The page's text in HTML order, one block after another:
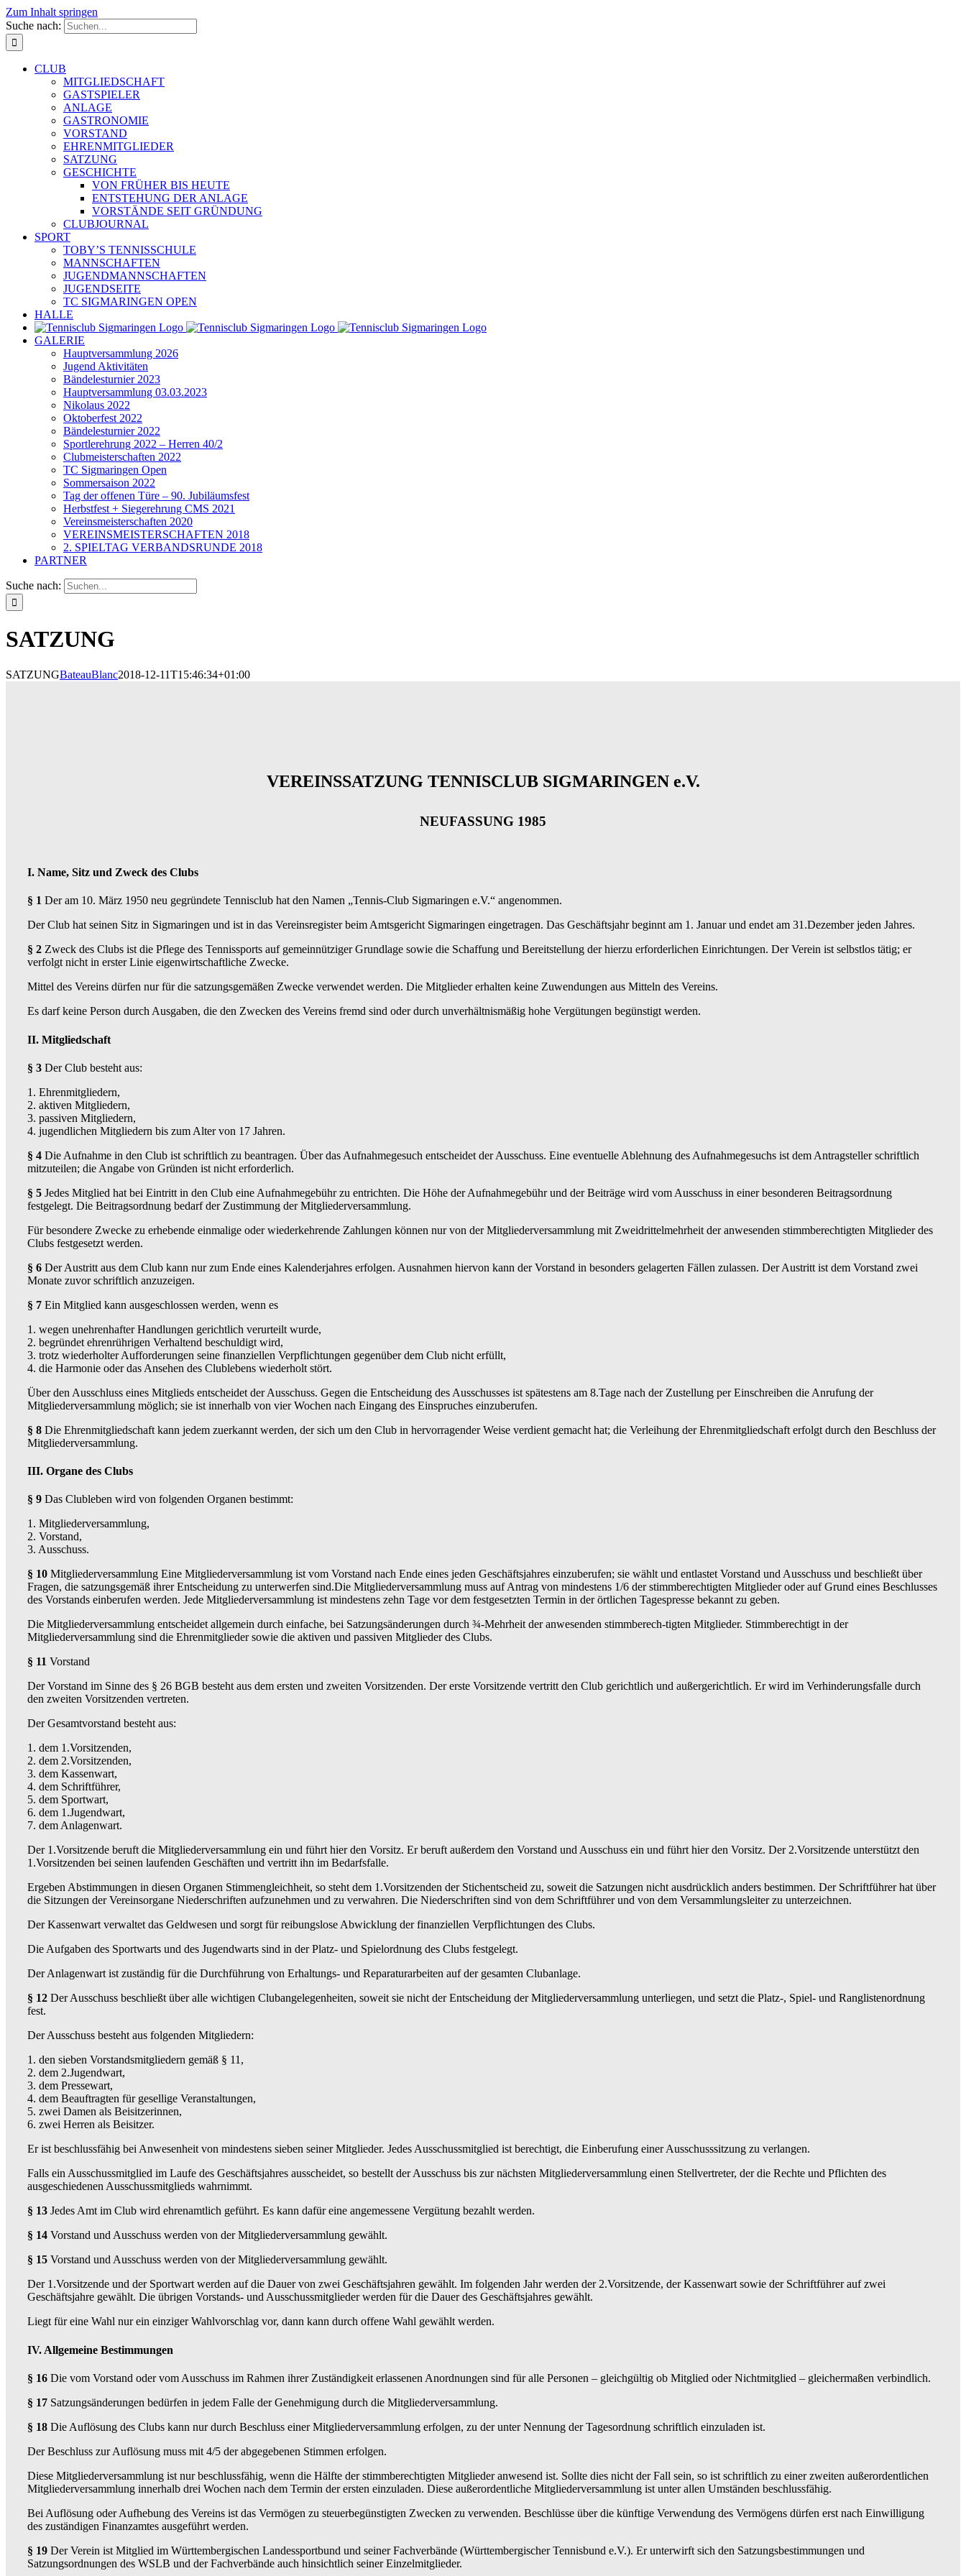
Zum Inhalt springen
Suche nach:
CLUB
MITGLIEDSCHAFT
GASTSPIELER
ANLAGE
GASTRONOMIE
VORSTAND
EHRENMITGLIEDER
SATZUNG
GESCHICHTE
VON FRÜHER BIS HEUTE
ENTSTEHUNG DER ANLAGE
VORSTÄNDE SEIT GRÜNDUNG
CLUBJOURNAL
SPORT
TOBY’S TENNISSCHULE
MANNSCHAFTEN
JUGENDMANNSCHAFTEN
JUGENDSEITE
TC SIGMARINGEN OPEN
HALLE
GALERIE
Hauptversammlung 2026
Jugend Aktivitäten
Bändelesturnier 2023
Hauptversammlung 03.03.2023
Nikolaus 2022
Oktoberfest 2022
Bändelesturnier 2022
Sportlerehrung 2022 – Herren 40/2
Clubmeisterschaften 2022
TC Sigmaringen Open
Sommersaison 2022
Tag der offenen Türe – 90. Jubiläumsfest
Herbstfest + Siegerehrung CMS 2021
Vereinsmeisterschaften 2020
VEREINSMEISTERSCHAFTEN 2018
2. SPIELTAG VERBANDSRUNDE 2018
PARTNER
Suche nach:
SATZUNG
SATZUNGBateauBlanc2018-12-11T15:46:34+01:00
VEREINSSATZUNG TENNISCLUB SIGMARINGEN e.V.
NEUFASSUNG 1985
I. Name, Sitz und Zweck des Clubs
§ 1 Der am 10. März 1950 neu gegründete Tennisclub hat den Namen „Tennis-Club Sigmaringen e.V.“ angenommen.
Der Club hat seinen Sitz in Sigmaringen und ist in das Vereinsregister beim Amtsgericht Sigmaringen eingetragen. Das Geschäftsjahr beginnt am 1. Januar und endet am 31.Dezember jeden Jahres.
§ 2 Zweck des Clubs ist die Pflege des Tennissports auf gemeinnütziger Grundlage sowie die Schaffung und Bereitstellung der hierzu erforderlichen Einrichtungen. Der Verein ist selbstlos tätig; er
verfolgt nicht in erster Linie eigenwirtschaftliche Zwecke.
Mittel des Vereins dürfen nur für die satzungsgemäßen Zwecke verwendet werden. Die Mitglieder erhalten keine Zuwendungen aus Mitteln des Vereins.
Es darf keine Person durch Ausgaben, die den Zwecken des Vereins fremd sind oder durch unverhältnismäßig hohe Vergütungen begünstigt werden.
II. Mitgliedschaft
§ 3 Der Club besteht aus:
1. Ehrenmitgliedern,
2. aktiven Mitgliedern,
3. passiven Mitgliedern,
4. jugendlichen Mitgliedern bis zum Alter von 17 Jahren.
§ 4 Die Aufnahme in den Club ist schriftlich zu beantragen. Über das Aufnahmegesuch entscheidet der Ausschuss. Eine eventuelle Ablehnung des Aufnahmegesuchs ist dem Antragsteller schriftlich
mitzuteilen; die Angabe von Gründen ist nicht erforderlich.
§ 5 Jedes Mitglied hat bei Eintritt in den Club eine Aufnahmegebühr zu entrichten. Die Höhe der Aufnahmegebühr und der Beiträge wird vom Ausschuss in einer besonderen Beitragsordnung
festgelegt. Die Beitragsordnung bedarf der Zustimmung der Mitgliederversammlung.
Für besondere Zwecke zu erhebende einmalige oder wiederkehrende Zahlungen können nur von der Mitgliederversammlung mit Zweidrittelmehrheit der anwesenden stimmberechtigten Mitglieder des
Clubs festgesetzt werden.
§ 6 Der Austritt aus dem Club kann nur zum Ende eines Kalenderjahres erfolgen. Ausnahmen hiervon kann der Vorstand in besonders gelagerten Fällen zulassen. Der Austritt ist dem Vorstand zwei
Monate zuvor schriftlich anzuzeigen.
§ 7 Ein Mitglied kann ausgeschlossen werden, wenn es
1. wegen unehrenhafter Handlungen gerichtlich verurteilt wurde,
2. begründet ehrenrührigen Verhaltend beschuldigt wird,
3. trotz wiederholter Aufforderungen seine finanziellen Verpflichtungen gegenüber dem Club nicht erfüllt,
4. die Harmonie oder das Ansehen des Clublebens wiederholt stört.
Über den Ausschluss eines Mitglieds entscheidet der Ausschuss. Gegen die Entscheidung des Ausschusses ist spätestens am 8.Tage nach der Zustellung per Einschreiben die Anrufung der
Mitgliederversammlung möglich; sie ist innerhalb von vier Wochen nach Eingang des Einspruches einzuberufen.
§ 8 Die Ehrenmitgliedschaft kann jedem zuerkannt werden, der sich um den Club in hervorragender Weise verdient gemacht hat; die Verleihung der Ehrenmitgliedschaft erfolgt durch den Beschluss der
Mitgliederversammlung.
III. Organe des Clubs
§ 9 Das Clubleben wird von folgenden Organen bestimmt:
1. Mitgliederversammlung,
2. Vorstand,
3. Ausschuss.
§ 10 Mitgliederversammlung Eine Mitgliederversammlung ist vom Vorstand nach Ende eines jeden Geschäftsjahres einzuberufen; sie wählt und entlastet Vorstand und Ausschuss und beschließt über
Fragen, die satzungsgemäß ihrer Entscheidung zu unterwerfen sind.Die Mitgliederversammlung muss auf Antrag von mindestens 1/6 der stimmberechtigten Mitglieder oder auf Grund eines Beschlusses
des Vorstands einberufen werden. Jede Mitgliederversammlung ist mindestens zehn Tage vor dem festgesetzten Termin in der örtlichen Tagespresse bekannt zu geben.
Die Mitgliederversammlung entscheidet allgemein durch einfache, bei Satzungsänderungen durch ¾-Mehrheit der anwesenden stimmberech-tigten Mitglieder. Stimmberechtigt in der
Mitgliederversammlung sind die Ehrenmitglieder sowie die aktiven und passiven Mitglieder des Clubs.
§ 11 Vorstand
Der Vorstand im Sinne des § 26 BGB besteht aus dem ersten und zweiten Vorsitzenden. Der erste Vorsitzende vertritt den Club gerichtlich und außergerichtlich. Er wird im Verhinderungsfalle durch
den zweiten Vorsitzenden vertreten.
Der Gesamtvorstand besteht aus:
1. dem 1.Vorsitzenden,
2. dem 2.Vorsitzenden,
3. dem Kassenwart,
4. dem Schriftführer,
5. dem Sportwart,
6. dem 1.Jugendwart,
7. dem Anlagenwart.
Der 1.Vorsitzende beruft die Mitgliederversammlung ein und führt hier den Vorsitz. Er beruft außerdem den Vorstand und Ausschuss ein und führt hier den Vorsitz. Der 2.Vorsitzende unterstützt den
1.Vorsitzenden bei seinen laufenden Geschäften und vertritt ihn im Bedarfsfalle.
Ergeben Abstimmungen in diesen Organen Stimmengleichheit, so steht dem 1.Vorsitzenden der Stichentscheid zu, soweit die Satzungen nicht ausdrücklich anders bestimmen. Der Schriftführer hat über
die Sitzungen der Vereinsorgane Niederschriften aufzunehmen und zu verwahren. Die Niederschriften sind von dem Schriftführer und von dem Versammlungsleiter zu unterzeichnen.
Der Kassenwart verwaltet das Geldwesen und sorgt für reibungslose Abwicklung der finanziellen Verpflichtungen des Clubs.
Die Aufgaben des Sportwarts und des Jugendwarts sind in der Platz- und Spielordnung des Clubs festgelegt.
Der Anlagenwart ist zuständig für die Durchführung von Erhaltungs- und Reparaturarbeiten auf der gesamten Clubanlage.
§ 12 Der Ausschuss beschließt über alle wichtigen Clubangelegenheiten, soweit sie nicht der Entscheidung der Mitgliederversammlung unterliegen, und setzt die Platz-, Spiel- und Ranglistenordnung
fest.
Der Ausschuss besteht aus folgenden Mitgliedern:
1. den sieben Vorstandsmitgliedern gemäß § 11,
2. dem 2.Jugendwart,
3. dem Pressewart,
4. dem Beauftragten für gesellige Veranstaltungen,
5. zwei Damen als Beisitzerinnen,
6. zwei Herren als Beisitzer.
Er ist beschlussfähig bei Anwesenheit von mindestens sieben seiner Mitglieder. Jedes Ausschussmitglied ist berechtigt, die Einberufung einer Ausschusssitzung zu verlangen.
Falls ein Ausschussmitglied im Laufe des Geschäftsjahres ausscheidet, so bestellt der Ausschuss bis zur nächsten Mitgliederversammlung einen Stellvertreter, der die Rechte und Pflichten des
ausgeschiedenen Ausschussmitglieds wahrnimmt.
§ 13 Jedes Amt im Club wird ehrenamtlich geführt. Es kann dafür eine angemessene Vergütung bezahlt werden.
§ 14 Vorstand und Ausschuss werden von der Mitgliederversammlung gewählt.
§ 15 Vorstand und Ausschuss werden von der Mitgliederversammlung gewählt.
Der 1.Vorsitzende und der Sportwart werden auf die Dauer von zwei Geschäftsjahren gewählt. Im folgenden Jahr werden der 2.Vorsitzende, der Kassenwart sowie der Schriftführer auf zwei
Geschäftsjahre gewählt. Die übrigen Vorstands- und Ausschussmitglieder werden für die Dauer des Geschäftsjahres gewählt.
Liegt für eine Wahl nur ein einziger Wahlvorschlag vor, dann kann durch offene Wahl gewählt werden.
IV. Allgemeine Bestimmungen
§ 16 Die vom Vorstand oder vom Ausschuss im Rahmen ihrer Zuständigkeit erlassenen Anordnungen sind für alle Personen – gleichgültig ob Mitglied oder Nichtmitglied – gleichermaßen verbindlich.
§ 17 Satzungsänderungen bedürfen in jedem Falle der Genehmigung durch die Mitgliederversammlung.
§ 18 Die Auflösung des Clubs kann nur durch Beschluss einer Mitgliederversammlung erfolgen, zu der unter Nennung der Tagesordnung schriftlich einzuladen ist.
Der Beschluss zur Auflösung muss mit 4/5 der abgegebenen Stimmen erfolgen.
Diese Mitgliederversammlung ist nur beschlussfähig, wenn die Hälfte der stimmberechtigten Mitglieder anwesend ist. Sollte dies nicht der Fall sein, so ist schriftlich zu einer zweiten außerordentlichen
Mitgliederversammlung innerhalb drei Wochen nach dem Termin der ersten einzuladen. Diese außerordentliche Mitgliederversammlung ist unter allen Umständen beschlussfähig.
Bei Auflösung oder Aufhebung des Vereins ist das Vermögen zu steuerbegünstigten Zwecken zu verwenden. Beschlüsse über die künftige Verwendung des Vermögens dürfen erst nach Einwilligung
des zuständigen Finanzamtes ausgeführt werden.
§ 19 Der Verein ist Mitglied im Württembergischen Landessportbund und seiner Fachverbände (Württembergischer Tennisbund e.V.). Er unterwirft sich den Satzungsbestimmungen und
Satzungsordnungen des WSLB und der Fachverbände auch hinsichtlich seiner Einzelmitglieder.